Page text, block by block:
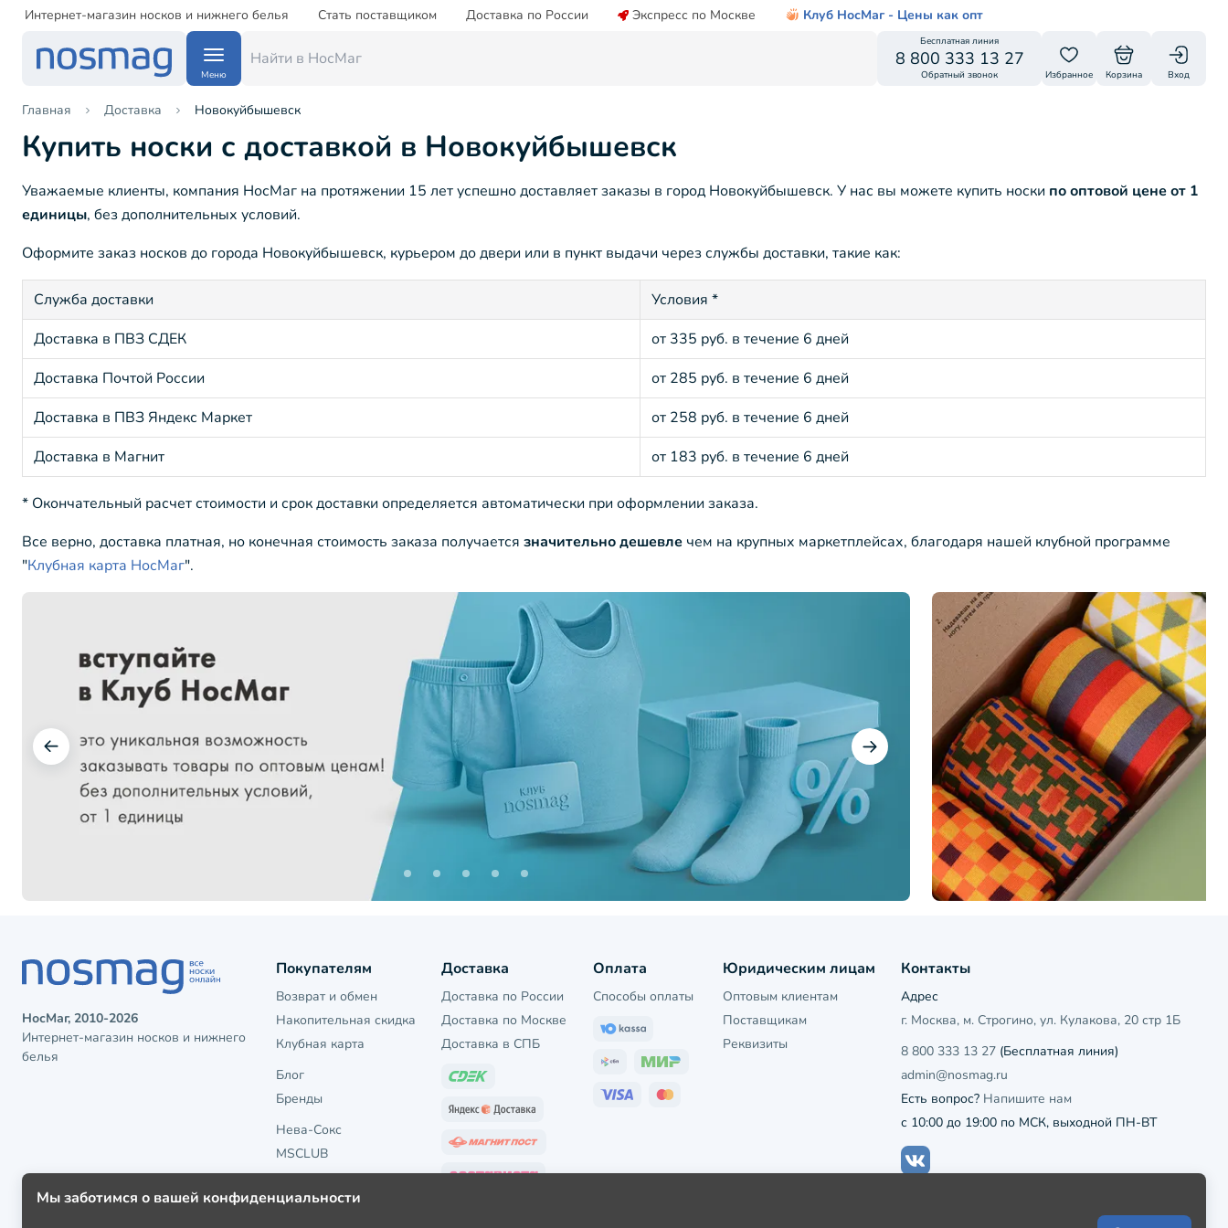
Интернет-магазин носков и нижнего белья Стать поставщиком Доставка по России Экспресс по Москве Клуб НосМаг - Цены как опт
Меню
Бесплатная линия
8 800 333 13 27
Обратный звонок Избранное Корзина Вход
Главная Доставка Новокуйбышевск
Купить носки с доставкой в Новокуйбышевск
Уважаемые клиенты, компания НосМаг на протяжении 15 лет успешно доставляет заказы в город Новокуйбышевск. У нас вы можете купить носки по оптовой цене от 1
единицы, без дополнительных условий.
Оформите заказ носков до города Новокуйбышевск, курьером до двери или в пункт выдачи через службы доставки, такие как:
Служба доставки
Условия *
Доставка в ПВЗ СДЕК
от 335 руб. в течение 6 дней
Доставка Почтой России
от 285 руб. в течение 6 дней
Доставка в ПВЗ Яндекс Маркет
от 258 руб. в течение 6 дней
Доставка в Магнит
от 183 руб. в течение 6 дней
* Окончательный расчет стоимости и срок доставки определяется автоматически при оформлении заказа.
Все верно, доставка платная, но конечная стоимость заказа получается значительно дешевле чем на крупных маркетплейсах, благодаря нашей клубной программе
"Клубная карта НосМаг".
НосМаг, 2010-2026
Интернет-магазин носков и нижнего
белья
Покупателям
Возврат и обмен
Накопительная скидка
Клубная карта
Блог
Бренды
Нева-Сокс
MSCLUB
Доставка
Доставка по России
Доставка по Москве
Доставка в СПБ
Оплата
Способы оплаты
Юридическим лицам
Оптовым клиентам
Поставщикам
Реквизиты
Контакты
Адрес
г. Москва, м. Строгино, ул. Кулакова, 20 стр 1Б
8 800 333 13 27(Бесплатная линия)
admin@nosmag.ru
Есть вопрос? Напишите нам
с 10:00 до 19:00 по МСК, выходной ПН-ВТ
Мы заботимся о вашей конфиденциальности